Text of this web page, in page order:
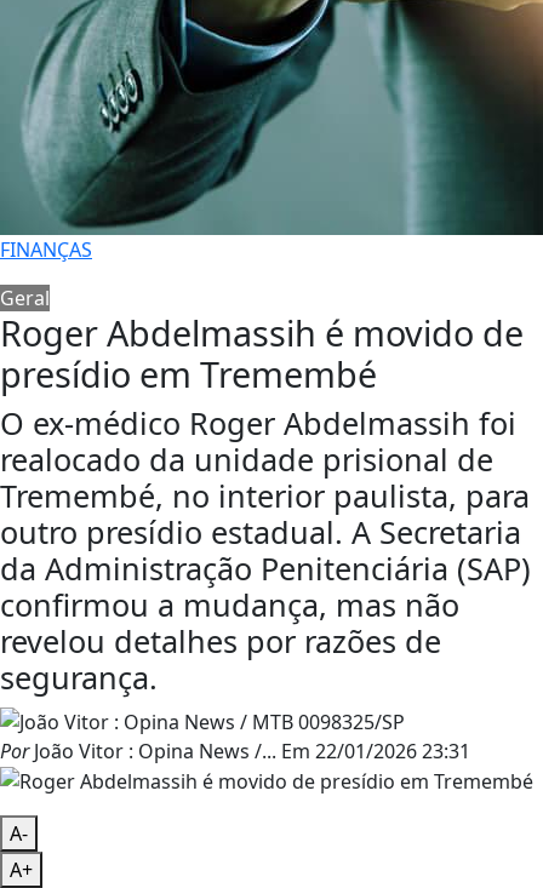
FINANÇAS
Geral
Roger Abdelmassih é movido de
presídio em Tremembé
O ex-médico Roger Abdelmassih foi
realocado da unidade prisional de
Tremembé, no interior paulista, para
outro presídio estadual. A Secretaria
da Administração Penitenciária (SAP)
confirmou a mudança, mas não
revelou detalhes por razões de
segurança.
PorJoão Vitor : Opina News /... Em 22/01/2026 23:31
A-
A+